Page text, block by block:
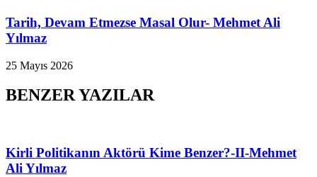
Tarih, Devam Etmezse Masal Olur- Mehmet Ali
Yılmaz
25 Mayıs 2026
BENZER YAZILAR
Kirli Politikanın Aktörü Kime Benzer?-II-Mehmet
Ali Yılmaz